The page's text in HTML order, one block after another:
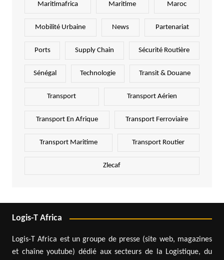
Maritimafrica Maritime Maroc
Mobilité Urbaine News Partenariat
Ports Supply Chain Sécurité Routière
Sénégal Technologie Transit & Douane
Transport Transport Aérien
Transport En Afrique Transport Ferroviaire
Transport Maritime Transport Routier
Zlecaf
Logis-T Africa
Logis-T Africa est un groupe de presse (site web, magazines
et chaîne youtube) dédié aux secteurs de la Logistique, du